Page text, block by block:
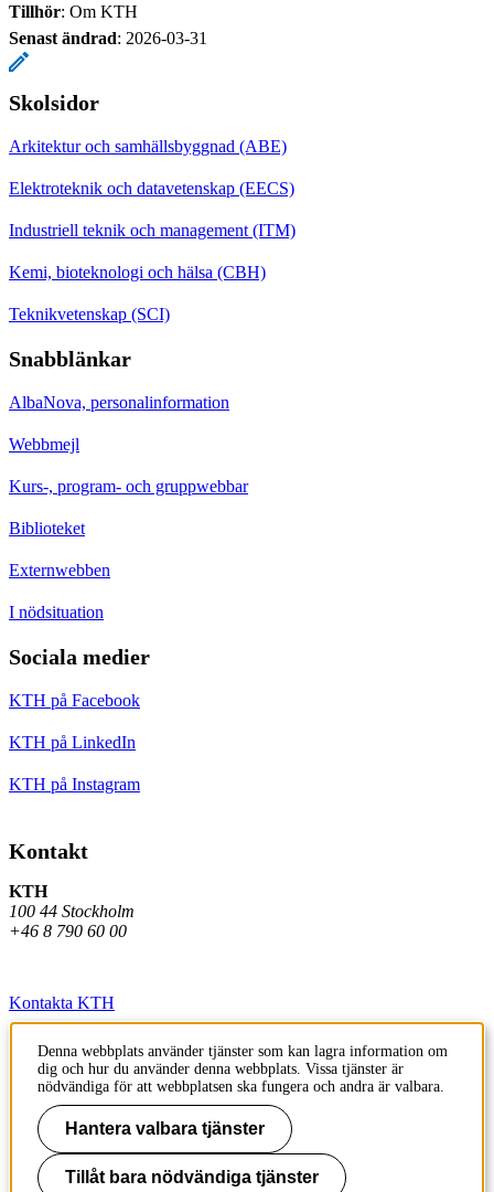
Tillhör: Om KTH
Senast ändrad: 2026-03-31
Skolsidor
Arkitektur och samhällsbyggnad (ABE)
Elektroteknik och datavetenskap (EECS)
Industriell teknik och management (ITM)
Kemi, bioteknologi och hälsa (CBH)
Teknikvetenskap (SCI)
Snabblänkar
AlbaNova, personalinformation
Webbmejl
Kurs-, program- och gruppwebbar
Biblioteket
Externwebben
I nödsituation
Sociala medier
KTH på Facebook
KTH på LinkedIn
KTH på Instagram
Kontakt
KTH
100 44 Stockholm
+46 8 790 60 00
Kontakta KTH
Jobba på KTH
Press och media
Faktura och betalning KTH
Om KTH:s webbplatser
Denna webbplats använder tjänster som kan lagra information om
dig och hur du använder denna webbplats. Vissa tjänster är
nödvändiga för att webbplatsen ska fungera och andra är valbara.
Hantera valbara tjänster
Tillåt bara nödvändiga tjänster